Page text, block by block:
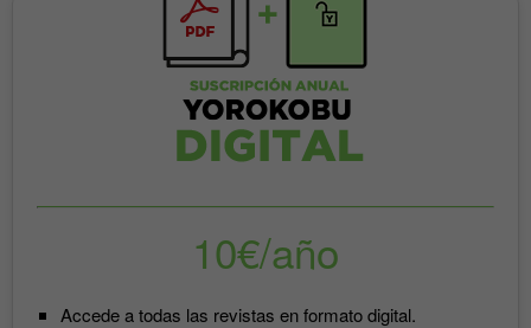
10€/año
Accede a todas las revistas en formato digital.